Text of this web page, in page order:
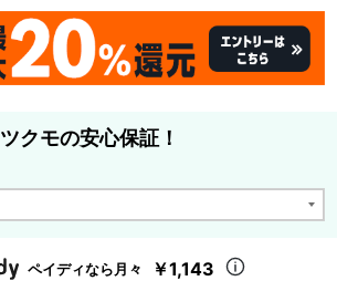
ツクモの安心保証！
ペイディなら月々 ￥1,143